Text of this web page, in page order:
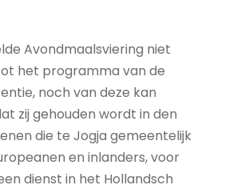
Avondmaalsviering niet
het programma van de
noch van deze kan
zij gehouden wordt in den
die te Jogja gemeentelijk
en inlanders, voor
dienst in het Hollandsch